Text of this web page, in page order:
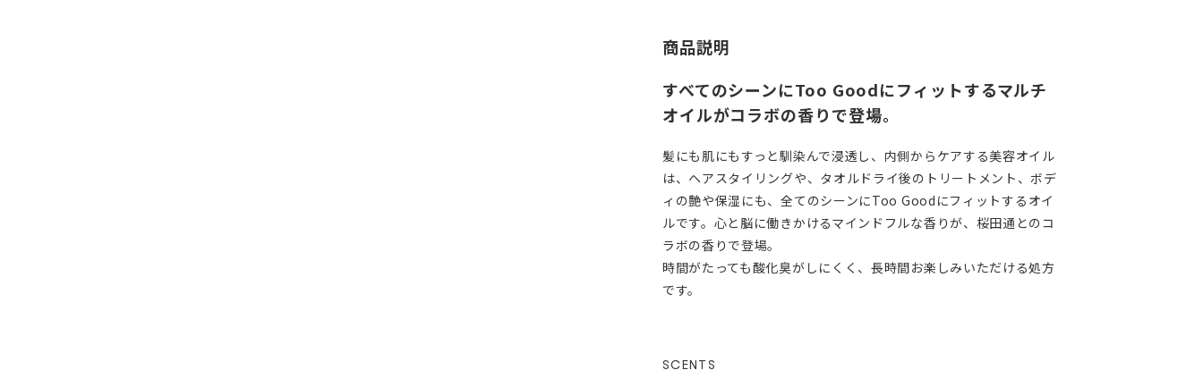
商品説明
すべてのシーンにToo Goodにフィットするマルチ
オイルがコラボの香りで登場。
髪にも肌にもすっと馴染んで浸透し、内側からケアする美容オイル
は、ヘアスタイリングや、タオルドライ後のトリートメント、ボデ
ィの艶や保湿にも、全てのシーンにToo Goodにフィットするオイ
ルです。心と脳に働きかけるマインドフルな香りが、桜田通とのコ
ラボの香りで登場。
時間がたっても酸化臭がしにくく、長時間お楽しみいただける処方
です。
SCENTS